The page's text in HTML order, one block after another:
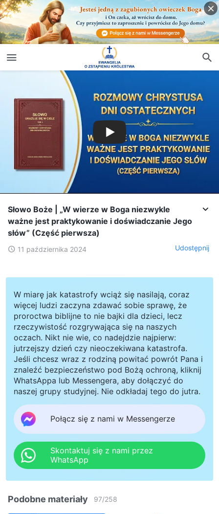
Słowo Boże | „W wierze w Boga niezwykle
ważne jest praktykowanie i doświadczanie Jego
słów” (Część pierwsza)
11 października 2024 Udostępnij
W miarę jak katastrofy wciąż się nasilają, coraz
więcej ludzi zaczyna zdawać sobie sprawę, że
proroctwa biblijne to nie bajki dla dzieci, lecz
rzeczywistość rozgrywająca się na naszych
oczach. Nikt nie wie, co nadejdzie najpierw:
jutrzejszy dzień czy nieoczekiwana katastrofa.
Jeśli chcesz wraz z rodziną powitać powrót Pana i
znaleźć bezpieczeństwo pod Bożą ochroną, kliknij
WhatsAppa lub Messengera, aby dołączyć do
naszej grupy studyjnej. Nie odkładaj tego do jutra.
Połącz się z nami w Messengerze
Skontaktuj się z nami przez
WhatsApp
Podobne materiały 97/258